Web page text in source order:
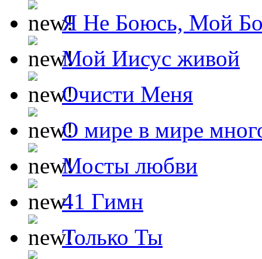
Я Не Боюсь, Мой
Мой Иисус живой
Очисти Меня
О мире в мире
Мосты любви
41 Гимн
Только Ты